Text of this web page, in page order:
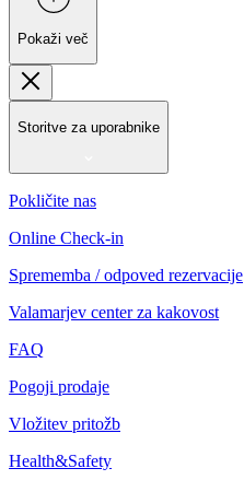
Pokaži več
Storitve za uporabnike
Pokličite nas
Online Check-in
Sprememba / odpoved rezervacije
Valamarjev center za kakovost
FAQ
Pogoji prodaje
Vložitev pritožb
Health&Safety